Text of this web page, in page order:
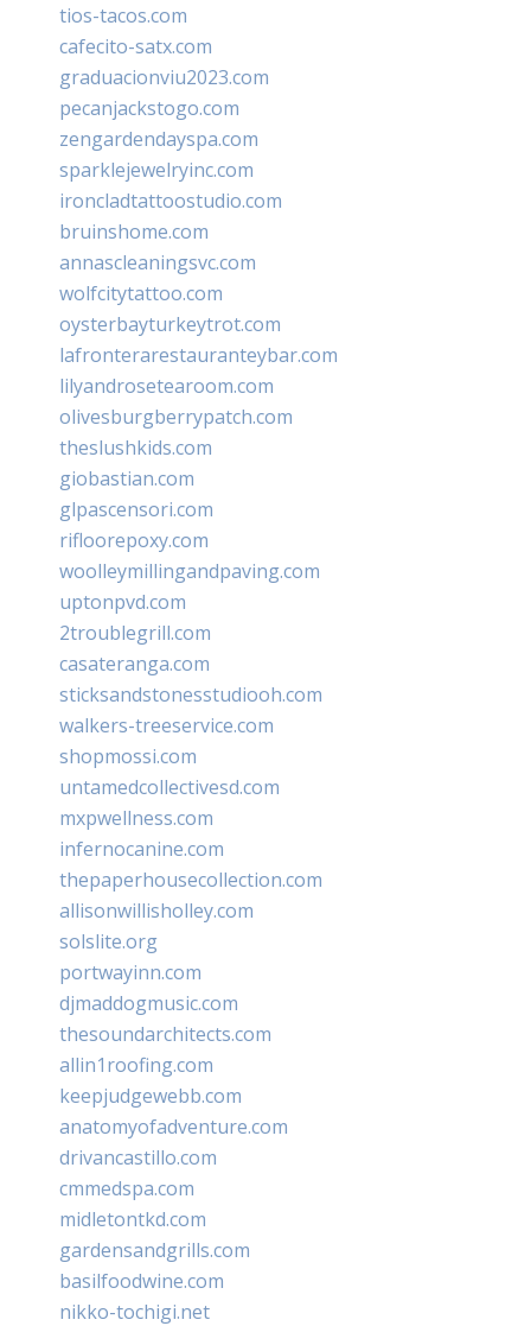
tios-tacos.com
cafecito-satx.com
graduacionviu2023.com
pecanjackstogo.com
zengardendayspa.com
sparklejewelryinc.com
ironcladtattoostudio.com
bruinshome.com
annascleaningsvc.com
wolfcitytattoo.com
oysterbayturkeytrot.com
lafronterarestauranteybar.com
lilyandrosetearoom.com
olivesburgberrypatch.com
theslushkids.com
giobastian.com
glpascensori.com
rifloorepoxy.com
woolleymillingandpaving.com
uptonpvd.com
2troublegrill.com
casateranga.com
sticksandstonesstudiooh.com
walkers-treeservice.com
shopmossi.com
untamedcollectivesd.com
mxpwellness.com
infernocanine.com
thepaperhousecollection.com
allisonwillisholley.com
solslite.org
portwayinn.com
djmaddogmusic.com
thesoundarchitects.com
allin1roofing.com
keepjudgewebb.com
anatomyofadventure.com
drivancastillo.com
cmmedspa.com
midletontkd.com
gardensandgrills.com
basilfoodwine.com
nikko-tochigi.net